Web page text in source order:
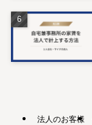
法人のお客様